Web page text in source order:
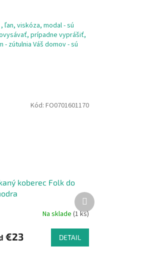
ľan, viskóza, modal - sú
prípadne vyprášiť,
zútulnia Váš domov - sú
koberec Folk do
Na sklade (1 ks)
€23 DETAIL
Kód: FO0701601170
Ďalší
produkt